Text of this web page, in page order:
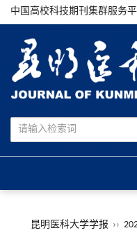
中国高校科技期刊集群服务
昆明医科大学学报 ››